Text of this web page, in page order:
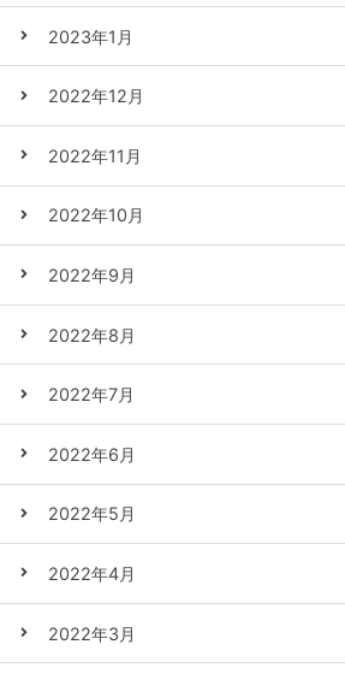
2023年1月
2022年12月
2022年11月
2022年10月
2022年9月
2022年8月
2022年7月
2022年6月
2022年5月
2022年4月
2022年3月